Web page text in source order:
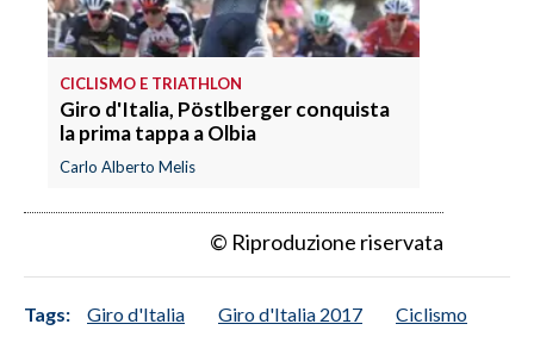
CICLISMO E TRIATHLON
Giro d'Italia, Pöstlberger conquista
la prima tappa a Olbia
Carlo Alberto Melis
© Riproduzione riservata
Tags: Giro d'Italia Giro d'Italia 2017 Ciclismo